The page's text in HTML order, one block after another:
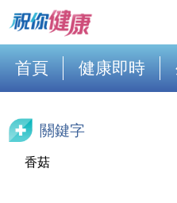
首頁 健康即時
關鍵字
香菇